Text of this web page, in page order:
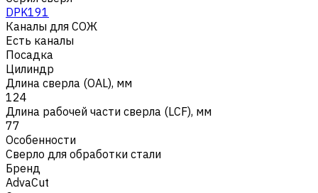
DPK191
Каналы для СОЖ
Есть каналы
Посадка
Цилиндр
Длина сверла (OAL), мм
124
Длина рабочей части сверла (LCF), мм
77
Особенности
Сверло для обработки стали
Бренд
AdvaCut